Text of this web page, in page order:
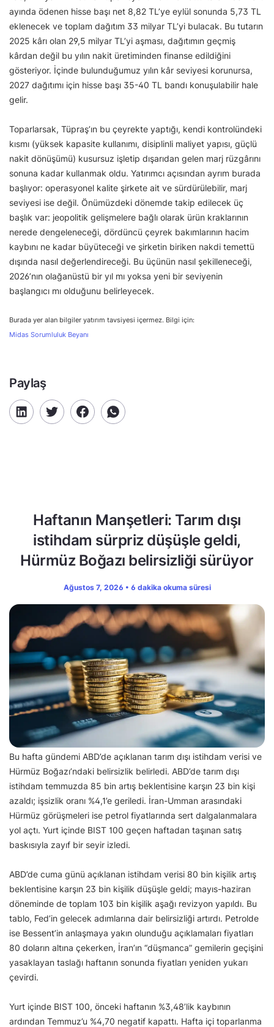
ayında ödenen hisse başı net 8,82 TL’ye eylül sonunda 5,73 TL
eklenecek ve toplam dağıtım 33 milyar TL’yi bulacak. Bu tutarın
2025 kârı olan 29,5 milyar TL’yi aşması, dağıtımın geçmiş
kârdan değil bu yılın nakit üretiminden finanse edildiğini
gösteriyor. İçinde bulunduğumuz yılın kâr seviyesi korunursa,
2027 dağıtımı için hisse başı 35-40 TL bandı konuşulabilir hale
gelir.
Toparlarsak, Tüpraş’ın bu çeyrekte yaptığı, kendi kontrolündeki
kısmı (yüksek kapasite kullanımı, disiplinli maliyet yapısı, güçlü
nakit dönüşümü) kusursuz işletip dışarıdan gelen marj rüzgârını
sonuna kadar kullanmak oldu. Yatırımcı açısından ayrım burada
başlıyor: operasyonel kalite şirkete ait ve sürdürülebilir, marj
seviyesi ise değil. Önümüzdeki dönemde takip edilecek üç
başlık var: jeopolitik gelişmelere bağlı olarak ürün kraklarının
nerede dengeleneceği, dördüncü çeyrek bakımlarının hacim
kaybını ne kadar büyüteceği ve şirketin biriken nakdi temettü
dışında nasıl değerlendireceği. Bu üçünün nasıl şekilleneceği,
2026’nın olağanüstü bir yıl mı yoksa yeni bir seviyenin
başlangıcı mı olduğunu belirleyecek.
Burada yer alan bilgiler yatırım tavsiyesi içermez. Bilgi için:
Midas Sorumluluk Beyanı
Paylaş
Haftanın Manşetleri: Tarım dışı
istihdam sürpriz düşüşle geldi,
Hürmüz Boğazı belirsizliği sürüyor
Ağustos 7, 2026 • 6 dakika okuma süresi
Bu hafta gündemi ABD’de açıklanan tarım dışı istihdam verisi ve
Hürmüz Boğazı’ndaki belirsizlik belirledi. ABD’de tarım dışı
istihdam temmuzda 85 bin artış beklentisine karşın 23 bin kişi
azaldı; işsizlik oranı %4,1’e geriledi. İran-Umman arasındaki
Hürmüz görüşmeleri ise petrol fiyatlarında sert dalgalanmalara
yol açtı. Yurt içinde BIST 100 geçen haftadan taşınan satış
baskısıyla zayıf bir seyir izledi.
ABD’de cuma günü açıklanan istihdam verisi 80 bin kişilik artış
beklentisine karşın 23 bin kişilik düşüşle geldi; mayıs-haziran
döneminde de toplam 103 bin kişilik aşağı revizyon yapıldı. Bu
tablo, Fed’in gelecek adımlarına dair belirsizliği artırdı. Petrolde
ise Bessent’in anlaşmaya yakın olunduğu açıklamaları fiyatları
80 doların altına çekerken, İran’ın “düşmanca” gemilerin geçişini
yasaklayan taslağı haftanın sonunda fiyatları yeniden yukarı
çevirdi.
Yurt içinde BIST 100, önceki haftanın %3,48’lik kaybının
ardından Temmuz’u %4,70 negatif kapattı. Hafta içi toparlanma